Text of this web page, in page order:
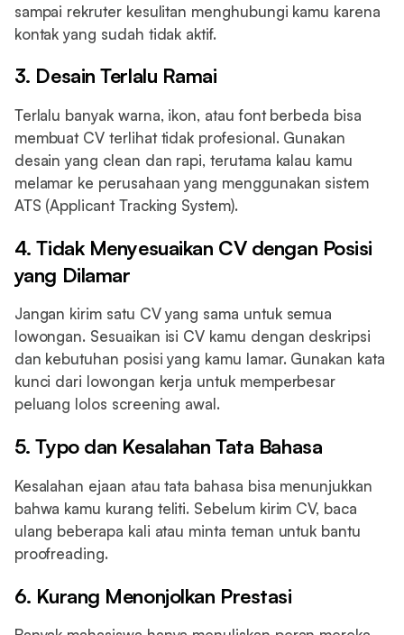
sampai rekruter kesulitan menghubungi kamu karena
kontak yang sudah tidak aktif.
3. Desain Terlalu Ramai
Terlalu banyak warna, ikon, atau font berbeda bisa
membuat CV terlihat tidak profesional. Gunakan
desain yang clean dan rapi, terutama kalau kamu
melamar ke perusahaan yang menggunakan sistem
ATS (Applicant Tracking System).
4. Tidak Menyesuaikan CV dengan Posisi
yang Dilamar
Jangan kirim satu CV yang sama untuk semua
lowongan. Sesuaikan isi CV kamu dengan deskripsi
dan kebutuhan posisi yang kamu lamar. Gunakan kata
kunci dari lowongan kerja untuk memperbesar
peluang lolos screening awal.
5. Typo dan Kesalahan Tata Bahasa
Kesalahan ejaan atau tata bahasa bisa menunjukkan
bahwa kamu kurang teliti. Sebelum kirim CV, baca
ulang beberapa kali atau minta teman untuk bantu
proofreading.
6. Kurang Menonjolkan Prestasi